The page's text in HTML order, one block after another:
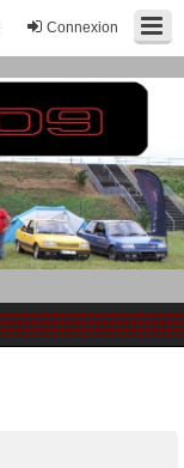
Connexion